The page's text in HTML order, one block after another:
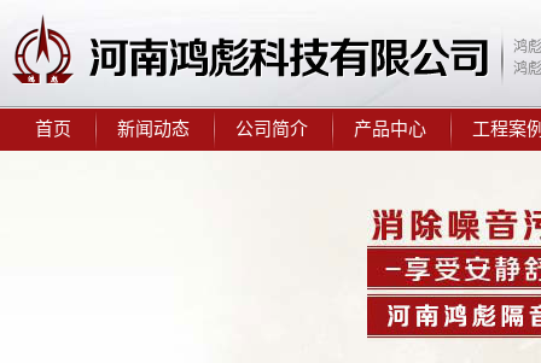
鸿
鸿
首页 新闻动态 公司简介 产品中心 工程案
10mm隔音减震垫